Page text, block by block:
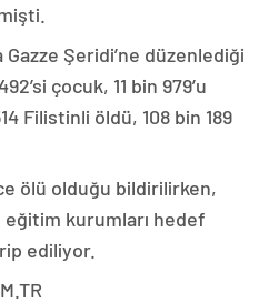
Gazze Şeridi’ne düzenlediği
çocuk, 11 bin 979’u
Filistinli öldü, 108 bin 189
ölü olduğu bildirilirken,
eğitim kurumları hedef
ediliyor.